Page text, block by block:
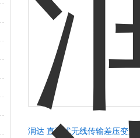
润达 直装式无线传输差压变送